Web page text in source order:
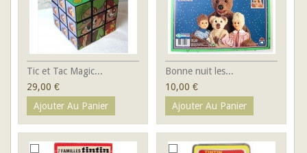
Tic et Tac Magic...
29,00 €
Ajouter Au Panier
Bonne nuit les...
10,00 €
Ajouter Au Panier